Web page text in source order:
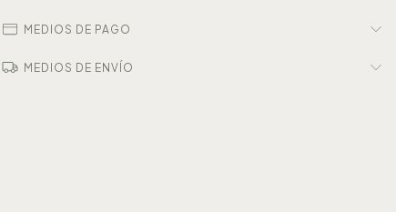
MEDIOS DE PAGO
MEDIOS DE ENVÍO